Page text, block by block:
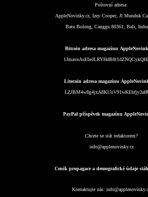
Poštovní adresa:
AppleNovinky.cz, Izzy Cooper, Jl Munduk
Batu Bolong, Canggu 80361, Bali,
Bitcoin adresa magazínu
Litecoin adresa magazínu
PayPal příspěvek magazínu
Chcete se stát redaktorem?
info@applenovinky.cz
Ceník propagace a demografické údaje
Kontaktujte nás: